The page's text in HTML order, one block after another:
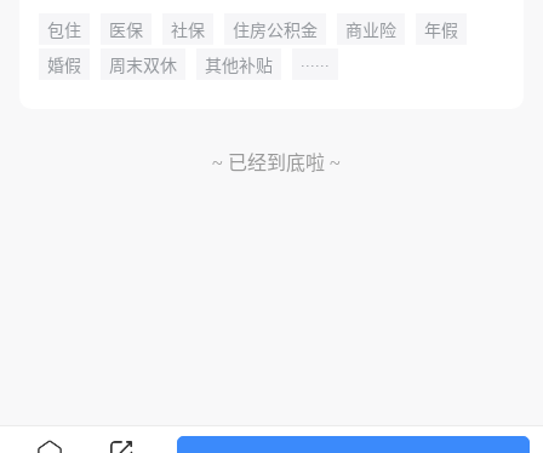
包住 医保 社保 住房公积金 商业险
年假
婚假
周末双休 其他补贴 ......
~ 已经到底啦 ~